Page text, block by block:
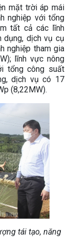
mặt trời áp mái
nghiệp với tổng
tất cả các lĩnh
dụng, dịch vụ cụ
nghiệp tham gia
lĩnh vực nông
tổng công suất
dịch vụ có 17
(8,22MW).
tái tạo, năng